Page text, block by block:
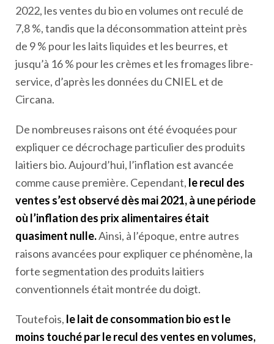
2022, les ventes du bio en volumes ont reculé de
7,8 %, tandis que la déconsommation atteint près
de 9 % pour les laits liquides et les beurres, et
jusqu’à 16 % pour les crèmes et les fromages libre-
service, d’après les données du CNIEL et de
Circana.
De nombreuses raisons ont été évoquées pour
expliquer ce décrochage particulier des produits
laitiers bio. Aujourd’hui, l’inflation est avancée
comme cause première. Cependant, le recul des
ventes s’est observé dès mai 2021, à une période
où l’inflation des prix alimentaires était
quasiment nulle.Ainsi, à l’époque, entre autres
raisons avancées pour expliquer ce phénomène, la
forte segmentation des produits laitiers
conventionnels était montrée du doigt.
Toutefois, le lait de consommation bio est le
moins touché par le recul des ventes en volumes,